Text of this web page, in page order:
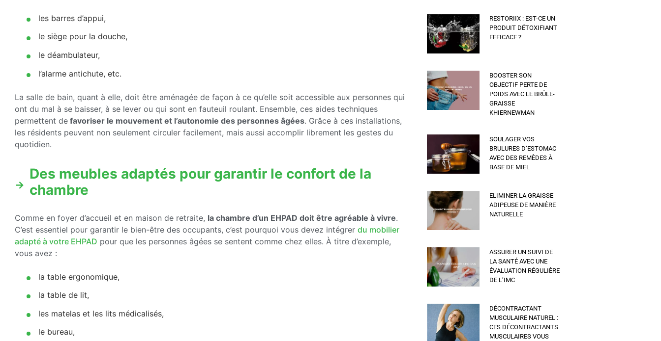
les barres d’appui,
le siège pour la douche,
le déambulateur,
l’alarme antichute, etc.
La salle de bain, quant à elle, doit être aménagée de façon à ce qu’elle soit accessible aux personnes qui
ont du mal à se baisser, à se lever ou qui sont en fauteuil roulant. Ensemble, ces aides techniques
permettent de favoriser le mouvement et l’autonomie des personnes âgées. Grâce à ces installations,
les résidents peuvent non seulement circuler facilement, mais aussi accomplir librement les gestes du
quotidien.
Des meubles adaptés pour garantir le confort de la
chambre
Comme en foyer d’accueil et en maison de retraite, la chambre d’un EHPAD doit être agréable à vivre.
C’est essentiel pour garantir le bien-être des occupants, c’est pourquoi vous devez intégrer du mobilier
adapté à votre EHPAD pour que les personnes âgées se sentent comme chez elles. À titre d’exemple,
vous avez :
la table ergonomique,
la table de lit,
les matelas et les lits médicalisés,
le bureau,
RESTORIIX : EST-CE UN
PRODUIT DÉTOXIFIANT
EFFICACE ?
BOOSTER SON
OBJECTIF PERTE DE
POIDS AVEC LE BRÛLE-
GRAISSE
KHIERNEWMAN
SOULAGER VOS
BRULURES D’ESTOMAC
AVEC DES REMÈDES À
BASE DE MIEL
ELIMINER LA GRAISSE
ADIPEUSE DE MANIÈRE
NATURELLE
ASSURER UN SUIVI DE
LA SANTÉ AVEC UNE
ÉVALUATION RÉGULIÈRE
DE L’IMC
DÉCONTRACTANT
MUSCULAIRE NATUREL :
CES DÉCONTRACTANTS
MUSCULAIRES VOUS